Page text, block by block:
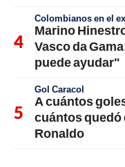
Colombianos en el
Marino
Vasco da
puede ayudar"
Gol Caracol
A cuántos
cuántos quedó
Ronaldo